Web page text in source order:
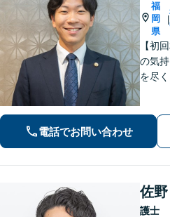
福
岡
県
|
【初
の気
を尽
雑談
【夜
電話でお問い合わせ
佐
護士